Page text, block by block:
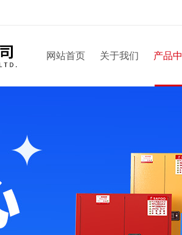
网站首页 关于我们 产品